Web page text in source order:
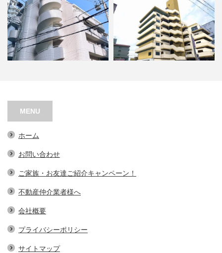
シャトー江之子島
MENU
ホーム
お問い合わせ
ご家族・お友達ご紹介キャンペーン！
不動産仲介業者様へ
会社概要
プライバシーポリシー
サイトマップ